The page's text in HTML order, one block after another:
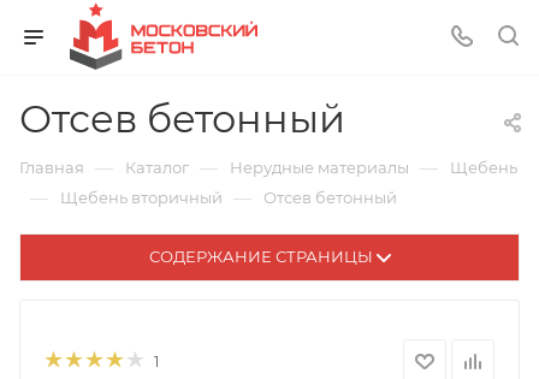
Отсев бетонный
Главная — Каталог — Нерудные материалы — Щебень
— Щебень вторичный — Отсев бетонный
СОДЕРЖАНИЕ СТРАНИЦЫ
1